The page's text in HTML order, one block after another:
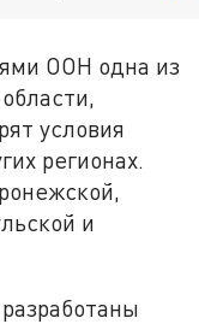
ООН одна из
условия
регионах.
и